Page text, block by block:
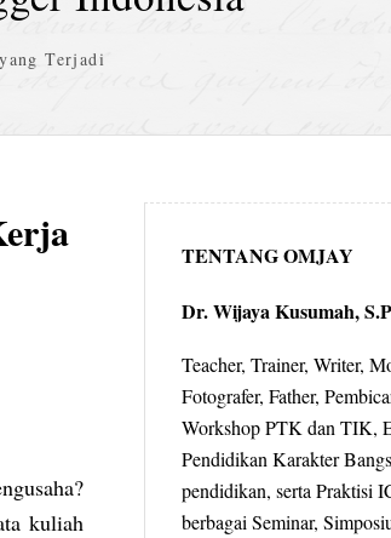
Terjadi
kuliah
TENTANG OMJAY
Dr. Wijaya Kusumah,
Teacher, Trainer, Writer,
Fotografer, Father,
Workshop PTK dan TIK,
Pendidikan Karakter
pendidikan, serta Praktisi
berbagai Seminar,